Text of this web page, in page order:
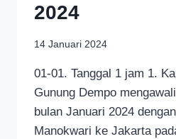
2024
14 Januari 2024
01-01. Tanggal 1 jam 1.
Gunung Dempo
bulan Januari 2024
Manokwari ke Jakarta